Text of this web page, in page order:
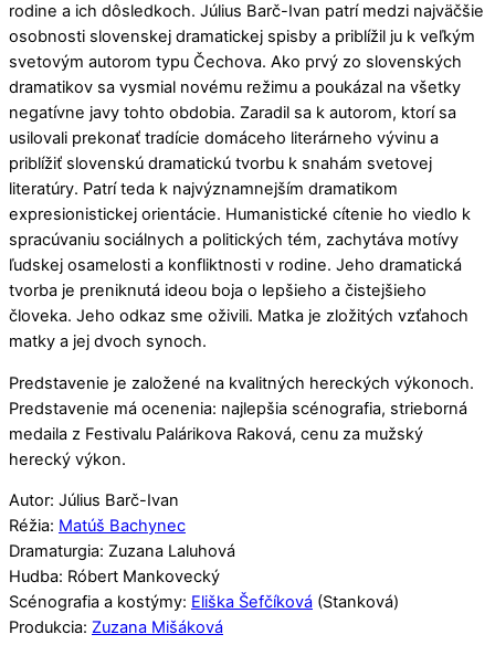
rodine a ich dôsledkoch. Július Barč-Ivan patrí medzi najväčšie
osobnosti slovenskej dramatickej spisby a priblížil ju k veľkým
svetovým autorom typu Čechova. Ako prvý zo slovenských
dramatikov sa vysmial novému režimu a poukázal na všetky
negatívne javy tohto obdobia. Zaradil sa k autorom, ktorí sa
usilovali prekonať tradície domáceho literárneho vývinu a
priblížiť slovenskú dramatickú tvorbu k snahám svetovej
literatúry. Patrí teda k najvýznamnejším dramatikom
expresionistickej orientácie. Humanistické cítenie ho viedlo k
spracúvaniu sociálnych a politických tém, zachytáva motívy
ľudskej osamelosti a konfliktnosti v rodine. Jeho dramatická
tvorba je preniknutá ideou boja o lepšieho a čistejšieho
človeka. Jeho odkaz sme oživili. Matka je zložitých vzťahoch
matky a jej dvoch synoch.
Predstavenie je založené na kvalitných hereckých výkonoch.
Predstavenie má ocenenia: najlepšia scénografia, strieborná
medaila z Festivalu Palárikova Raková, cenu za mužský
herecký výkon.
Autor: Július Barč-Ivan
Réžia: Matúš Bachynec
Dramaturgia: Zuzana Laluhová
Hudba: Róbert Mankovecký
Scénografia a kostýmy: Eliška Šefčíková (Stanková)
Produkcia: Zuzana Mišáková